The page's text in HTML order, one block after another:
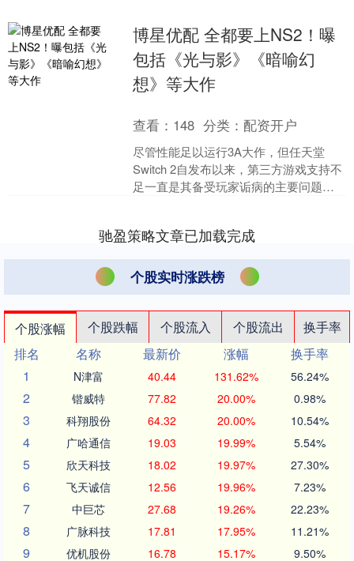
博星优配 全都要上NS2！曝
包括《光与影》《暗喻幻
想》等大作
查看： 148 分类：配资开户
尽管性能足以运行3A大作，但任天堂
Switch 2自发布以来，第三方游戏支持不
足一直是其备受玩家诟病的主要问题。
驰盈策略文章已加载完成
个股实时涨跌榜
个股涨幅 个股跌幅 个股流入 个股流出
换手率
排名
名称 最新价 涨幅
换手率
1
N津富 40.44 131.62% 56.24%
2 锴威特 77.82 20.00% 0.98%
3 科翔股份 64.32 20.00% 10.54%
4 广哈通信 19.03 19.99% 5.54%
5 欣天科技 18.02 19.97% 27.30%
6 飞天诚信 12.56 19.96% 7.23%
7 中巨芯 27.68 19.26% 22.23%
8 广脉科技 17.81 17.95% 11.21%
9 优机股份 16.78 15.17% 9.50%